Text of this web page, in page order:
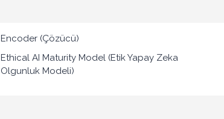
Encoder (Çözücü)
Ethical AI Maturity Model (Etik Yapay Zeka
Olgunluk Modeli)